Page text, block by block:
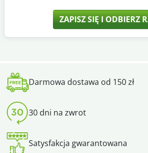
ZAPISZ SIĘ I ODBIERZ
Darmowa dostawa od 150 zł
30 dni na zwrot
Satysfakcja gwarantowana